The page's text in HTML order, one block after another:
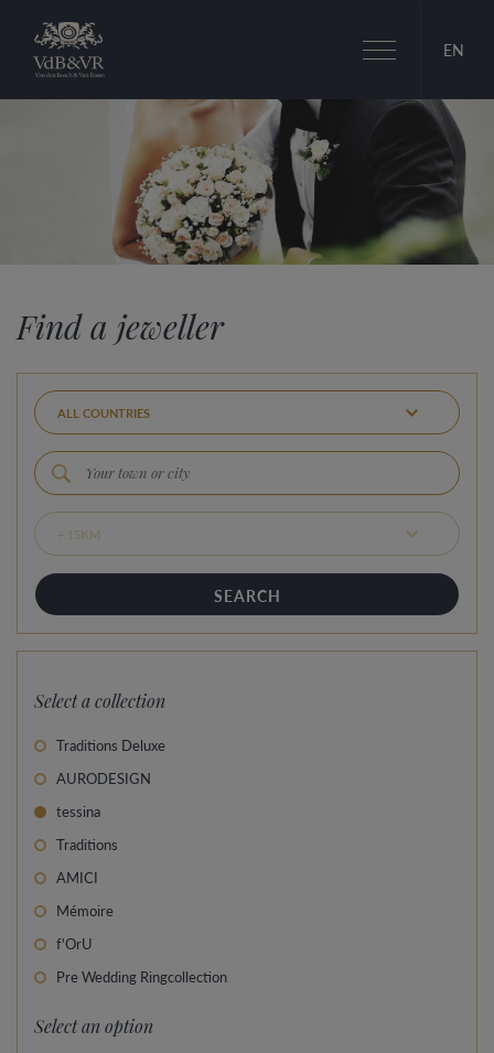
EN
Toggle
navigation
Find a jeweller
Select a collection
Traditions Deluxe
AURODESIGN
tessina
Traditions
AMICI
Mémoire
f'OrU
Pre Wedding Ringcollection
Select an option